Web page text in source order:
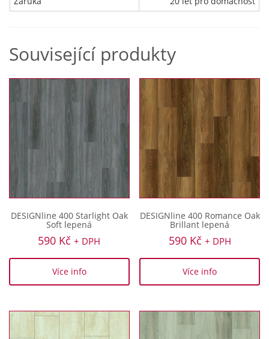
Související produkty
DESIGNline 400 Starlight Oak
Soft lepená
590 Kč + DPH
Více info
DESIGNline 400 Romance Oak
Brillant lepená
590 Kč + DPH
Více info